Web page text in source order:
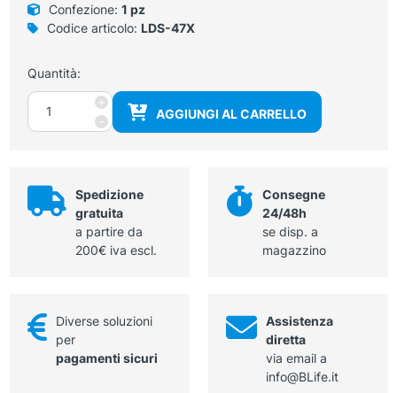
Confezione: 1 pz
Codice articolo: LDS-47X
Quantità:
-
Etichette
viraggio
etichette
in
+
AGGIUNGI AL CARRELLO
Spedizione
gratuita
a partire da
200€ iva escl.
Consegne
24/48h
se disp. a
magazzino
Diverse soluzioni
per
pagamenti sicuri
Assistenza
diretta
via email a
info@BLife.it